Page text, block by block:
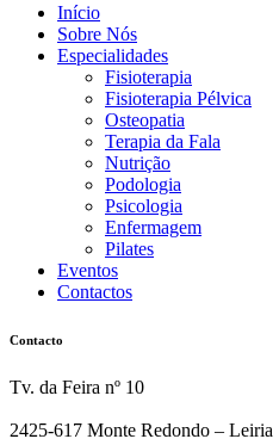
Início
Sobre Nós
Especialidades
Fisioterapia
Fisioterapia Pélvica
Osteopatia
Terapia da Fala
Nutrição
Podologia
Psicologia
Enfermagem
Pilates
Eventos
Contactos
Contacto
Tv. da Feira nº 10
2425-617 Monte Redondo – Leiria